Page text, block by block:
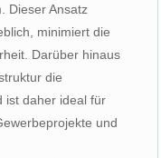
Dieser Ansatz
minimiert die
Darüber hinaus
die
ist daher ideal für
und